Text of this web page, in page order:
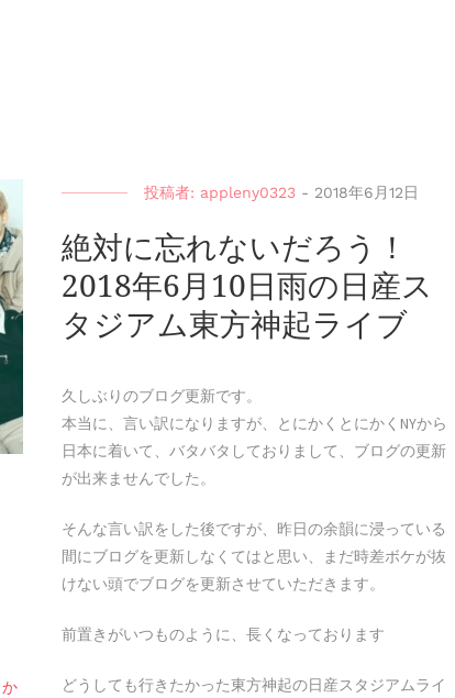
投稿者: appleny0323 - 2018年6月12日
絶対に忘れないだろう！
2018年6月10日雨の日産ス
タジアム東方神起ライブ
久しぶりのブログ更新です。
本当に、言い訳になりますが、とにかくとにかくNYから
日本に着いて、バタバタしておりまして、ブログの更新
が出来ませんでした。
そんな言い訳をした後ですが、昨日の余韻に浸っている
間にブログを更新しなくてはと思い、まだ時差ボケが抜
けない頭でブログを更新させていただきます。
前置きがいつものように、長くなっております
どうしても行きたかった東方神起の日産スタジアムライ